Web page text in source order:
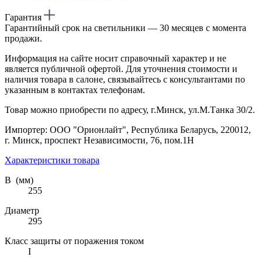
Гарантия
Гарантийный срок на светильники — 30 месяцев с момента
продажи.
Информация на сайте носит справочный характер и не
является публичной офертой. Для уточнения стоимости и
наличия товара в салоне, связывайтесь с консультантами по
указанным в контактах телефонам.
Товар можно приобрести по адресу, г.Минск, ул.М.Танка 30/2.
Импортер: ООО "Орионлайт", Республика Беларусь, 220012,
г. Минск, проспект Независимости, 76, пом.1Н
Характеристики товара
В (мм)
255
Диаметр
295
Класс защиты от поражения током
I